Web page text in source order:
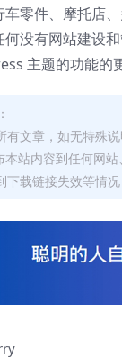
车零件、摩托店
何没有网站建设
主题的功能的
有文章，如无特殊
本站内容到任何网
下载链接失效等情